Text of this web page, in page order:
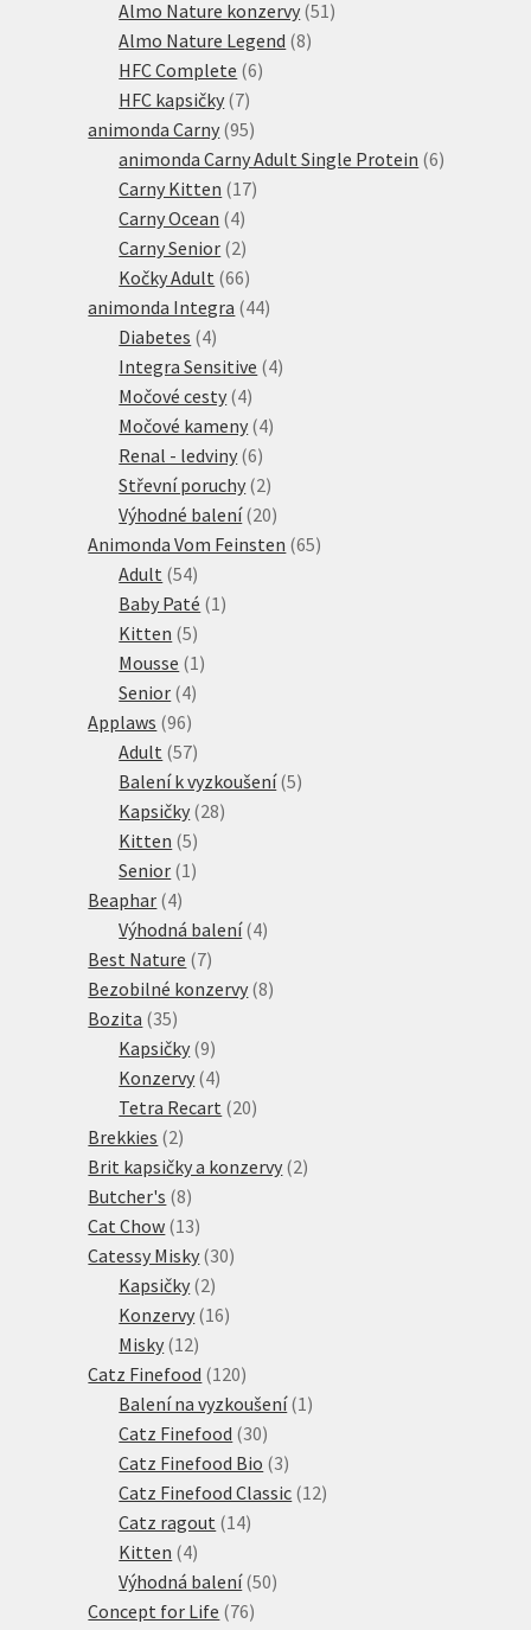
produktů
Almo Nature konzervy 51 51
Almo Nature Legend 88
HFC Complete 66
HFC kapsičky 77
produktů
animonda Carny 9595
produktů
animonda Carny Adult Single Protein 66
Carny Kitten 1717
Carny Ocean 44
produkty
Carny Senior 22
produkty
Kočky Adult 6666
produktů
animonda Integra 4444
Diabetes 44
produkty
Integra Sensitive 44
Močové cesty 44
produkty
Močové kameny 44
Renal - ledviny 66
produktů
Střevní poruchy 22
produkty
Výhodné balení 2020
produktů
Animonda Vom Feinsten 6565
Adult 5454
produktů
Baby Paté 1 1
Kitten 55
produktů
Mousse 1 1
Senior 44
produkty
Applaws 9696
produktů
Adult 5757
produktů
Balení k vyzkoušení 55
Kapsičky 2828
Kitten 55
produktů
Senior 1 1
Beaphar 44
produkty
Výhodná balení 44
Best Nature 77
produktů
Bezobilné konzervy 88
Bozita 3535
produktů
Kapsičky 99
produktů
Konzervy 44
produkty
Tetra Recart 2020
Brekkies 22
produkty
Brit kapsičky a konzervy 22
Butcher's 88
produktů
Cat Chow 1313
produktů
Catessy Misky 3030
Kapsičky 22
produkty
Konzervy 1616
Misky 1212
produktů
Catz Finefood 120120
produktů
Balení na vyzkoušení 1 1
Catz Finefood 3030
produktů
Catz Finefood Bio 33
produkty
Catz Finefood Classic 1212
Catz ragout 1414
Kitten 44
produkty
Výhodná balení 5050
Concept for Life 7676